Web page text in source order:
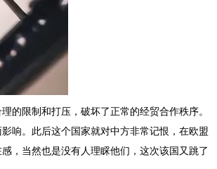
的限制和打压，破坏了正常的经贸合作秩序。
响。此后这个国家就对中方非常记恨，在欧盟
，当然也是没有人理睬他们，这次该国又跳了